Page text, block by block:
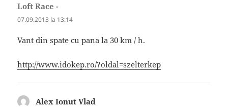
Loft Race -
07.09.2013 la 13:14
Vant din spate cu pana la 30 km / h.
http://www.idokep.ro/?oldal=szelterkep
Alex Ionut Vlad